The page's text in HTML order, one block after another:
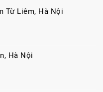
Từ Liêm, Hà Nội
Hà Nội